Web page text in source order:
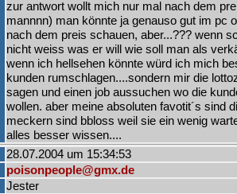
zur antwort wollt mich nur mal nach dem
mannnn) man könnte ja genauso gut im pc
nach dem preis schauen, aber...??? wenn
nicht weiss was er will wie soll man als
wenn ich hellsehen könnte würd ich mich
kunden rumschlagen....sondern mir die
sagen und einen job aussuchen wo die
wollen. aber meine absoluten favotit´s sind
meckern sind bbloss weil sie ein wenig
alles besser wissen....
28.07.2004 um 15:34:53
poisonpeople@gmx.de
Jester